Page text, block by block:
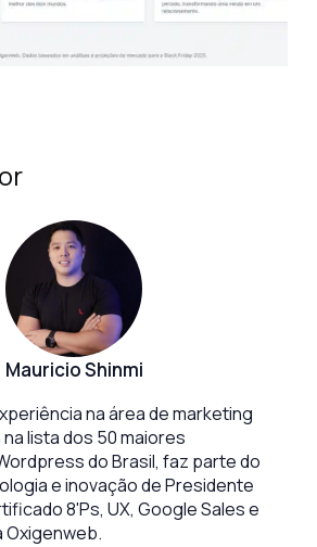
Mauricio Shinmi
na área de marketing
na lista dos 50 maiores
do Brasil, faz parte do
e inovação de Presidente
8'Ps, UX, Google Sales e
Oxigenweb.